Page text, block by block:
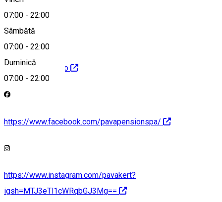
07:00 - 22:00
Sâmbătă
07:00 - 22:00
Duminică
07:00 - 22:00
office@pava.ro
http://www.pava.ro
https://www.facebook.com/pavapensionspa/
https://www.instagram.com/pavakert?
igsh=MTJ3eTl1cWRqbGJ3Mg==